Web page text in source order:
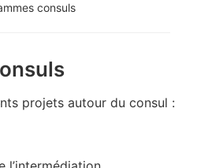
consuls
projets autour du consul :